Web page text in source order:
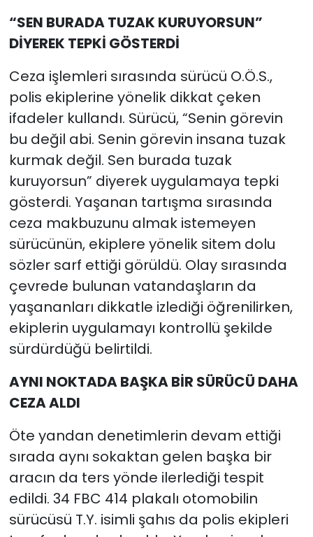
“SEN BURADA TUZAK KURUYORSUN”
DİYEREK TEPKİ GÖSTERDİ
Ceza işlemleri sırasında sürücü O.Ö.S.,
polis ekiplerine yönelik dikkat çeken
ifadeler kullandı. Sürücü, “Senin görevin
bu değil abi. Senin görevin insana tuzak
kurmak değil. Sen burada tuzak
kuruyorsun” diyerek uygulamaya tepki
gösterdi. Yaşanan tartışma sırasında
ceza makbuzunu almak istemeyen
sürücünün, ekiplere yönelik sitem dolu
sözler sarf ettiği görüldü. Olay sırasında
çevrede bulunan vatandaşların da
yaşananları dikkatle izlediği öğrenilirken,
ekiplerin uygulamayı kontrollü şekilde
sürdürdüğü belirtildi.
AYNI NOKTADA BAŞKA BİR SÜRÜCÜ DAHA
CEZA ALDI
Öte yandan denetimlerin devam ettiği
sırada aynı sokaktan gelen başka bir
aracın da ters yönde ilerlediği tespit
edildi. 34 FBC 414 plakalı otomobilin
sürücüsü T.Y. isimli şahıs da polis ekipleri